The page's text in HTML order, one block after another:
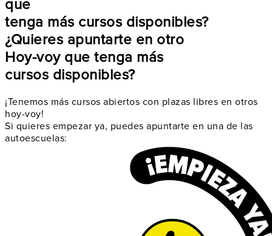
que
tenga más cursos disponibles?
¿Quieres apuntarte en otro
Hoy-voy que tenga más
cursos disponibles?
¡Tenemos más cursos abiertos con plazas libres en otros
hoy-voy!
Si quieres empezar ya, puedes apuntarte en una de las
autoescuelas: